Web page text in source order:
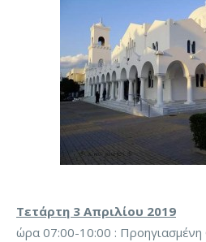
Τετάρτη 3 Απριλίου 2019
ώρα 07:00-10:00 : Προηγιασμένη